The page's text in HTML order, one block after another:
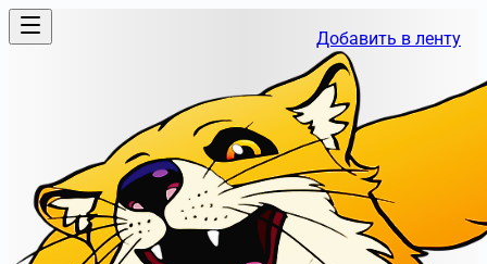
Добавить в ленту